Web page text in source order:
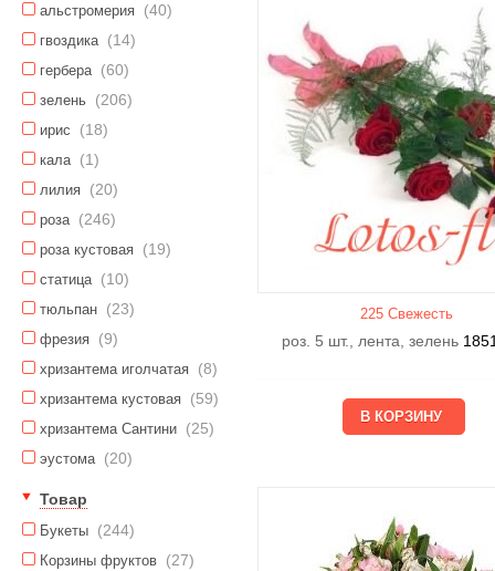
альстромерия (40)
гвоздика (14)
гербера (60)
зелень (206)
ирис (18)
кала (1)
лилия (20)
роза (246)
роза кустовая (19)
статица (10)
тюльпан (23)
фрезия (9)
хризантема иголчатая (8)
хризантема кустовая (59)
хризантема Сантини (25)
эустома (20)
Товар
Букеты (244)
Корзины фруктов (27)
225 Свежесть
роз. 5 шт., лента, зелень